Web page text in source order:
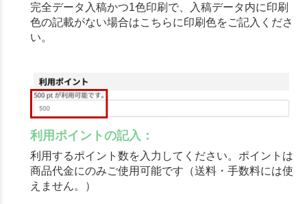
完全データ入稿かつ1色印刷で、入稿データ内に印刷
色の記載がない場合はこちらに印刷色をご記入くださ
い。
利用ポイントの記入：
利用するポイント数を入力してください。ポイントは
商品代金にのみご使用可能です（送料・手数料には使
えません。）